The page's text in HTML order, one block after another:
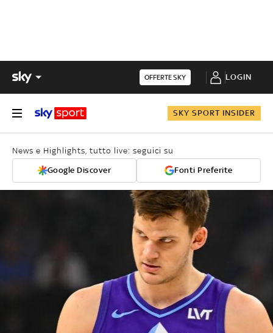
OFFERTE SKY LOGIN
SKY SPORT INSIDER
News e Highlights, tutto live: seguici su
Google Discover Fonti Preferite